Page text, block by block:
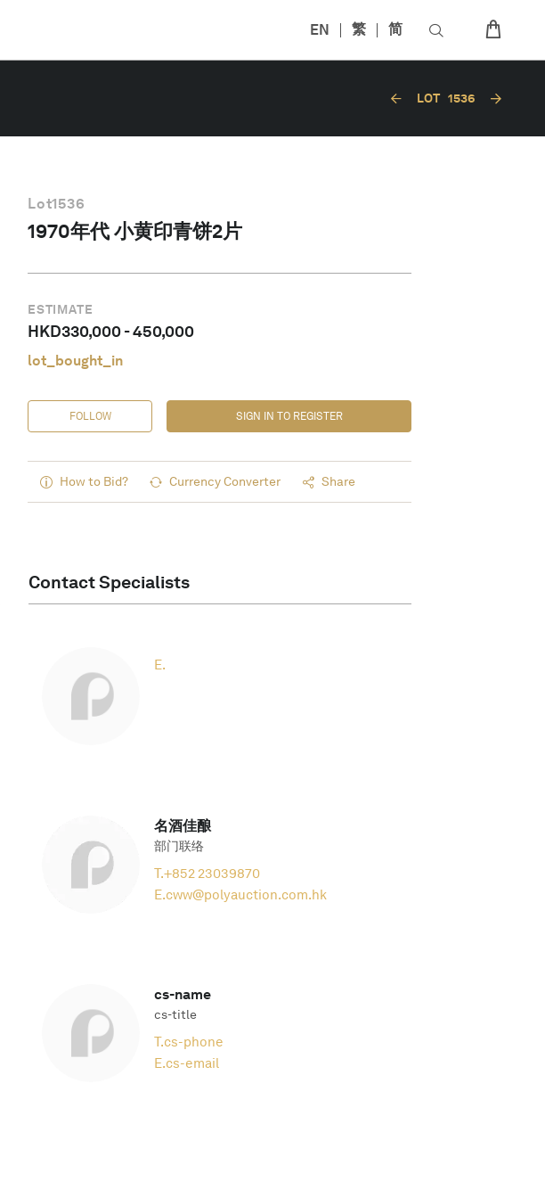
EN 繁 简
LOT 1536
Lot1536
1970年代 小黄印青饼2片
ESTIMATE
HKD330,000-450,000
lot_bought_in
FOLLOW SIGN IN TO REGISTER
How to Bid? Currency Converter Share
Contact Specialists
E.
名酒佳酿
部门联络
T.+852 23039870
E.cww@polyauction.com.hk
cs-name
cs-title
T.cs-phone
E.cs-email